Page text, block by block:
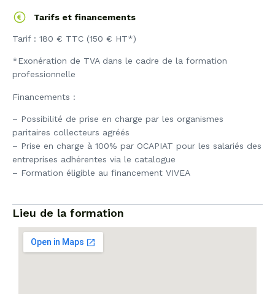
Tarifs et financements
Tarif : 180 € TTC (150 € HT*)
*Exonération de TVA dans le cadre de la formation
professionnelle
Financements :
– Possibilité de prise en charge par les organismes
paritaires collecteurs agréés
– Prise en charge à 100% par OCAPIAT pour les salariés des
entreprises adhérentes via le catalogue
– Formation éligible au financement VIVEA
Lieu de la formation